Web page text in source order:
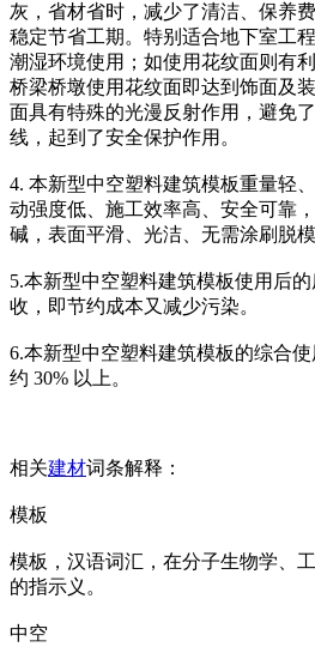
灰，省材省时，减少了清洁、保养
稳定节省工期。特别适合地下室工
潮湿环境使用；如使用花纹面则有
桥梁桥墩使用花纹面即达到饰面及
面具有特殊的光漫反射作用，避免
线，起到了安全保护作用。
4. 本新型中空塑料建筑模板重量轻
动强度低、施工效率高、安全可靠
碱，表面平滑、光洁、无需涂刷脱模
5.本新型中空塑料建筑模板使用后
收，即节约成本又减少污染。
6.本新型中空塑料建筑模板的综合
约 30% 以上。
相关建材词条解释：
模板
模板，汉语词汇，在分子生物学、
的指示义。
中空